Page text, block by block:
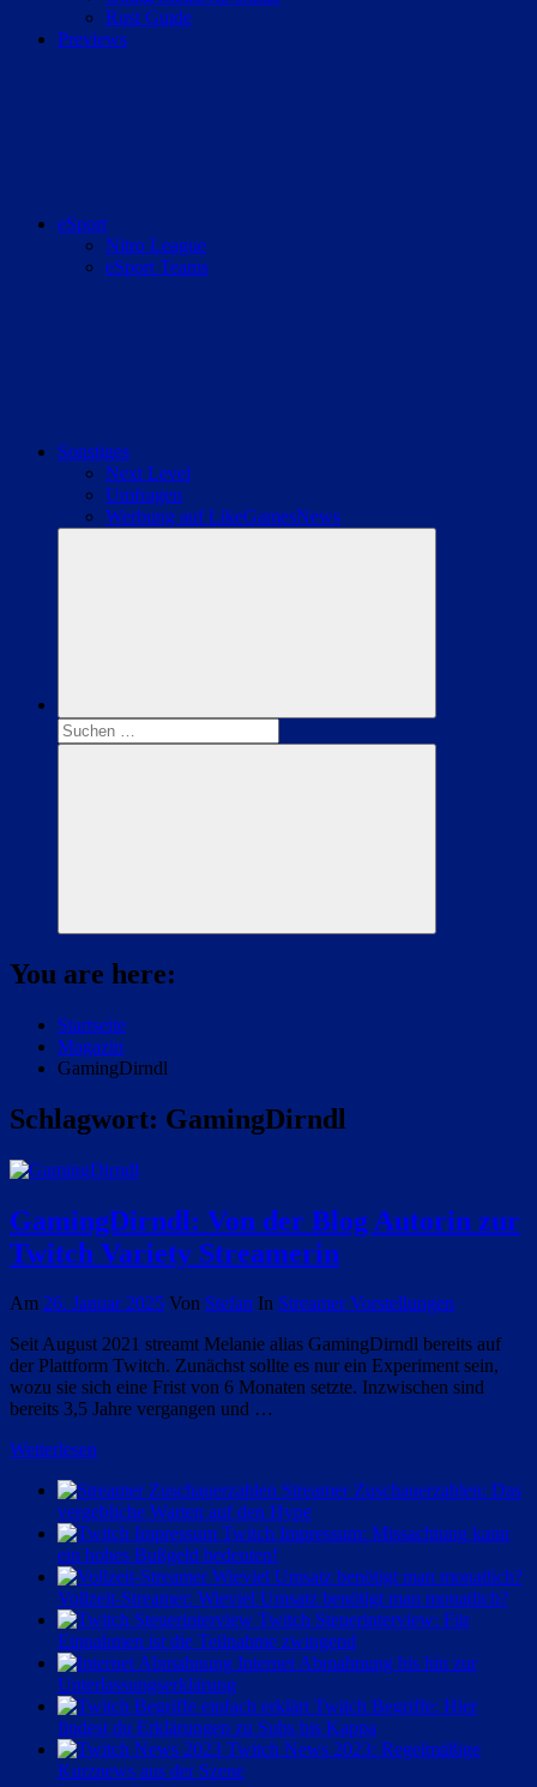
Rust Guide
Previews
eSport
Nitro League
eSport Teams
Sonstiges
Next Level
Umfragen
Werbung auf LikeGamesNews
Suchen
nach:
Suchen
You are here:
Startseite
Magazin
GamingDirndl
Schlagwort: GamingDirndl
GamingDirndl: Von der Blog Autorin zur
Twitch Variety Streamerin
Am 26. Januar 2025 Von Stefan In Streamer Vorstellungen
Seit August 2021 streamt Melanie alias GamingDirndl bereits auf
der Plattform Twitch. Zunächst sollte es nur ein Experiment sein,
wozu sie sich eine Frist von 6 Monaten setzte. Inzwischen sind
bereits 3,5 Jahre vergangen und …
Weiterlesen
Streamer Zuschauerzahlen: Das
vergebliche Warten auf den Hype
Twitch Impressum: Missachtung kann
ein hohes Bußgeld bedeuten!
Vollzeit-Streamer: Wieviel Umsatz benötigt man monatlich?
Twitch Steuerinterview: Für
Einnahmen ist die Teilnahme zwingend
Internet Abmahnung bis hin zur
Unterlassungserklärung
Twitch Begriffe: Hier
findest du Erklärungen zu Subs bis Kappa
Twitch News 2023: Regelmäßige
Kurznews aus der Szene